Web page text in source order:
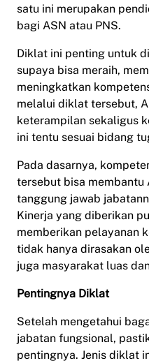
satu ini merupakan
bagi ASN atau PNS.
Diklat ini penting untuk
supaya bisa meraih,
meningkatkan
melalui diklat tersebut,
keterampilan sekaligus
ini tentu sesuai bidang
Pada dasarnya,
tersebut bisa membantu
tanggung jawab
Kinerja yang diberikan
memberikan pelayanan
tidak hanya dirasakan
juga masyarakat luas
Pentingnya Diklat
Setelah mengetahui
jabatan fungsional,
pentingnya. Jenis diklat